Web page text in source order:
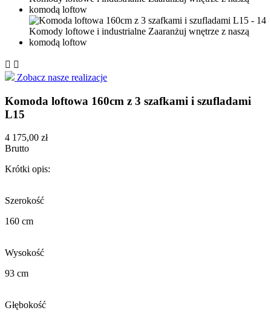
 
Zobacz nasze realizacje
Komoda loftowa 160cm z 3 szafkami i szufladami
L15
4 175,00 zł
Brutto
Krótki opis:
Szerokość
160 cm
Wysokość
93 cm
Głębokość